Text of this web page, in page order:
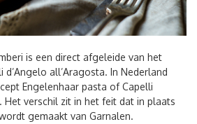
is een direct afgeleide van het
all’Aragosta. In Nederland
Engelenhaar pasta of Capelli
Het verschil zit in het feit dat in plaats
gemaakt van Garnalen.